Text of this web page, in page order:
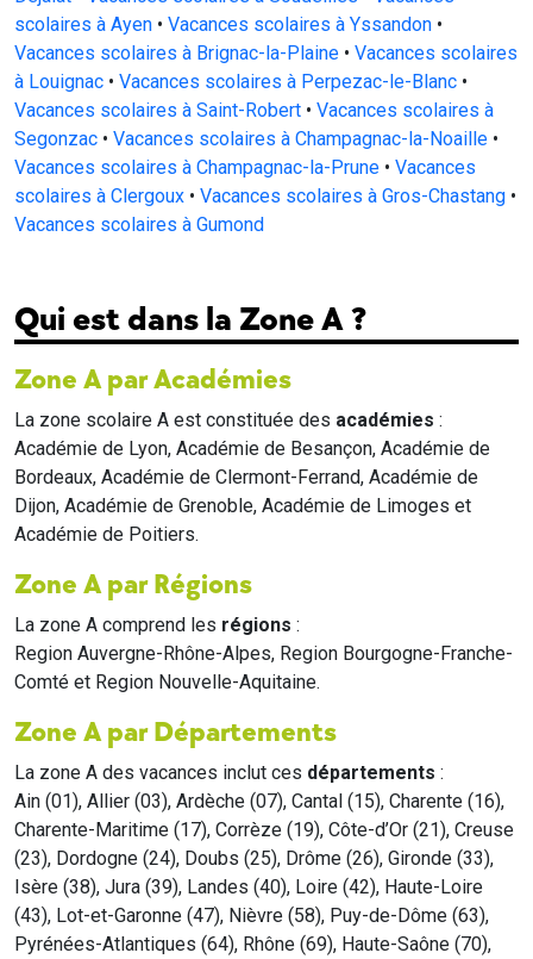
scolaires à Ayen • Vacances scolaires à Yssandon •
Vacances scolaires à Brignac-la-Plaine • Vacances scolaires
à Louignac • Vacances scolaires à Perpezac-le-Blanc •
Vacances scolaires à Saint-Robert • Vacances scolaires à
Segonzac • Vacances scolaires à Champagnac-la-Noaille •
Vacances scolaires à Champagnac-la-Prune • Vacances
scolaires à Clergoux • Vacances scolaires à Gros-Chastang •
Vacances scolaires à Gumond
Qui est dans la Zone A ?
Zone A par Académies
La zone scolaire A est constituée des académies :
Académie de Lyon, Académie de Besançon, Académie de
Bordeaux, Académie de Clermont-Ferrand, Académie de
Dijon, Académie de Grenoble, Académie de Limoges et
Académie de Poitiers.
Zone A par Régions
La zone A comprend les régions :
Region Auvergne-Rhône-Alpes, Region Bourgogne-Franche-
Comté et Region Nouvelle-Aquitaine.
Zone A par Départements
La zone A des vacances inclut ces départements :
Ain (01), Allier (03), Ardèche (07), Cantal (15), Charente (16),
Charente-Maritime (17), Corrèze (19), Côte-d’Or (21), Creuse
(23), Dordogne (24), Doubs (25), Drôme (26), Gironde (33),
Isère (38), Jura (39), Landes (40), Loire (42), Haute-Loire
(43), Lot-et-Garonne (47), Nièvre (58), Puy-de-Dôme (63),
Pyrénées-Atlantiques (64), Rhône (69), Haute-Saône (70),